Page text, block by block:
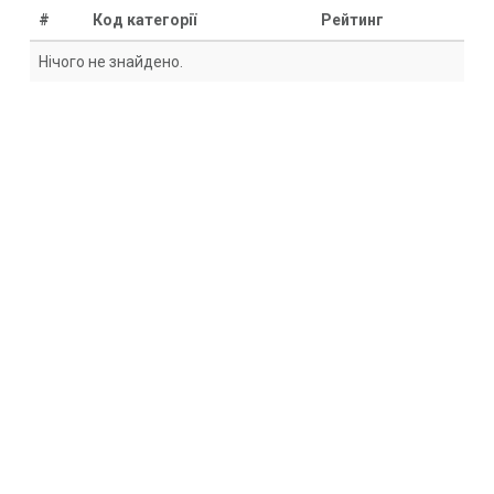
# Код категорії Рейтинг
Нічого не знайдено.